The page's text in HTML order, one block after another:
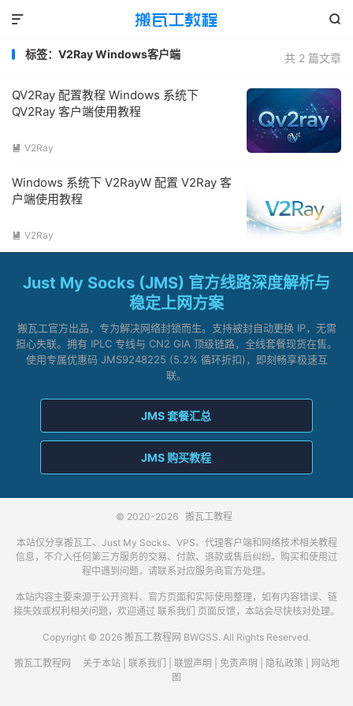


共 2 篇文章
标签：V2Ray Windows客户端
QV2Ray 配置教程 Windows 系统下
QV2Ray 客户端使用教程
 V2Ray
Windows 系统下 V2RayW 配置 V2Ray 客
户端使用教程
 V2Ray
Just My Socks (JMS) 官方线路深度解析与
稳定上网方案
搬瓦工官方出品，专为解决网络封锁而生。支持被封自动更换 IP，无需
担心失联。拥有 IPLC 专线与 CN2 GIA 顶级链路，全线套餐现货在售。
使用专属优惠码 JMS9248225 (5.2% 循环折扣)，即刻畅享极速互
联。
JMS 套餐汇总
JMS 购买教程
© 2020-2026 搬瓦工教程
本站仅分享搬瓦工、Just My Socks、VPS、代理客户端和网络技术相关教程
信息，不介入任何第三方服务的交易、付款、退款或售后纠纷。购买和使用过
程中遇到问题，请联系对应服务商官方处理。
本站内容主要来源于公开资料、官方页面和实际使用整理，如有内容错误、链
接失效或权利相关问题，欢迎通过 联系我们 页面反馈，本站会尽快核对处理。
Copyright © 2026 搬瓦工教程网 BWGSS. All Rights Reserved.
搬瓦工教程网 关于本站| 联系我们 联盟声明 免责声明 隐私政策
网站地
图